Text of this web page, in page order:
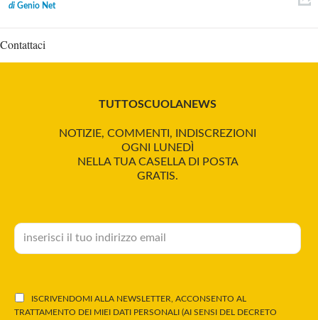
di Genio Net
Contattaci
TUTTOSCUOLANEWS
NOTIZIE, COMMENTI, INDISCREZIONI
OGNI LUNEDÌ
NELLA TUA CASELLA DI POSTA
GRATIS.
ISCRIVENDOMI ALLA NEWSLETTER, ACCONSENTO AL
TRATTAMENTO DEI MIEI DATI PERSONALI (AI SENSI DEL DECRETO